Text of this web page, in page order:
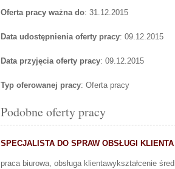
Oferta pracy ważna do: 31.12.2015
Data udostępnienia oferty pracy: 09.12.2015
Data przyjęcia oferty pracy: 09.12.2015
Typ oferowanej pracy: Oferta pracy
Podobne oferty pracy
SPECJALISTA DO SPRAW OBSŁUGI KLIENTA
praca biurowa, obsługa klientawykształcenie